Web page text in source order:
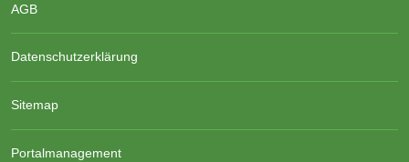
AGB
Datenschutzerklärung
Sitemap
Portalmanagement